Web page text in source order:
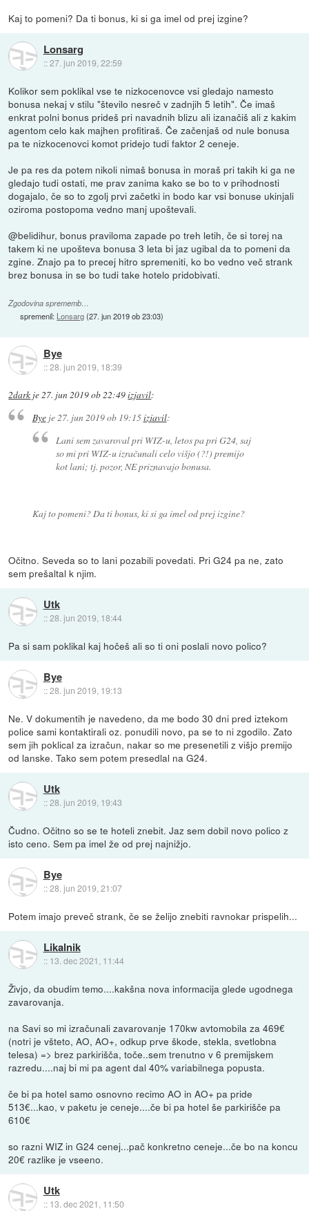
Kaj to pomeni? Da ti bonus, ki si ga imel od prej izgine?
Lonsarg
::27. jun 2019, 22:59
Kolikor sem poklikal vse te nizkocenovce vsi gledajo namesto
bonusa nekaj v stilu "število nesreč v zadnjih 5 letih". Če imaš
enkrat polni bonus prideš pri navadnih blizu ali izanačiš ali z kakim
agentom celo kak majhen profitiraš. Če začenjaš od nule bonusa
pa te nizkocenovci komot pridejo tudi faktor 2 ceneje.
Je pa res da potem nikoli nimaš bonusa in moraš pri takih ki ga ne
gledajo tudi ostati, me prav zanima kako se bo to v prihodnosti
dogajalo, če so to zgolj prvi začetki in bodo kar vsi bonuse ukinjali
oziroma postopoma vedno manj upoštevali.
@belidihur, bonus praviloma zapade po treh letih, če si torej na
takem ki ne upošteva bonusa 3 leta bi jaz ugibal da to pomeni da
zgine. Znajo pa to precej hitro spremeniti, ko bo vedno več strank
brez bonusa in se bo tudi take hotelo pridobivati.
Zgodovina sprememb…
spremenil: Lonsarg(27. jun 2019 ob 23:03)
Bye
::28. jun 2019, 18:39
2dark je27. jun 2019 ob 22:49izjavil:
Byeje27. jun 2019 ob 19:15izjavil:
Lani sem zavaroval pri WIZ-u, letos pa pri G24, saj
so mi pri WIZ-u izračunali celo višjo (?!) premijo
kot lani; tj. pozor, NE priznavajo bonusa.
Kaj to pomeni? Da ti bonus, ki si ga imel od prej izgine?
Očitno. Seveda so to lani pozabili povedati. Pri G24 pa ne, zato
sem prešaltal k njim.
Utk
::28. jun 2019, 18:44
Pa si sam poklikal kaj hočeš ali so ti oni poslali novo polico?
Bye
::28. jun 2019, 19:13
Ne. V dokumentih je navedeno, da me bodo 30 dni pred iztekom
police sami kontaktirali oz. ponudili novo, pa se to ni zgodilo. Zato
sem jih poklical za izračun, nakar so me presenetili z višjo premijo
od lanske. Tako sem potem presedlal na G24.
Utk
::28. jun 2019, 19:43
Čudno. Očitno so se te hoteli znebit. Jaz sem dobil novo polico z
isto ceno. Sem pa imel že od prej najnižjo.
Bye
::28. jun 2019, 21:07
Potem imajo preveč strank, če se želijo znebiti ravnokar prispelih...
Likalnik
:: 13. dec 2021, 11:44
Živjo, da obudim temo....kakšna nova informacija glede ugodnega
zavarovanja.
na Savi so mi izračunali zavarovanje 170kw avtomobila za 469€
(notri je všteto, AO, AO+, odkup prve škode, stekla, svetlobna
telesa) => brez parkirišča, toče..sem trenutno v 6 premijskem
razredu....naj bi mi pa agent dal 40% variabilnega popusta.
če bi pa hotel samo osnovno recimo AO in AO+ pa pride
513€...kao, v paketu je ceneje....če bi pa hotel še parkirišče pa
610€
so razni WIZ in G24 cenej...pač konkretno ceneje...če bo na koncu
20€ razlike je vseeno.
Utk
:: 13. dec 2021, 11:50